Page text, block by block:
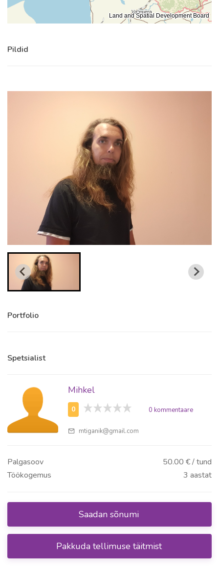
Land and Spatial Development Board
Pildid
Portfolio
Spetsialist
Mihkel
0 0 kommentaare
mtiganik@gmail.com
Palgasoov
50.00 € / tund
Töökogemus
3 aastat
Saadan sõnumi
Pakkuda tellimuse täitmist